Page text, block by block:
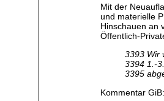
Mit der
und materielle
Hinschauen an
Öffentlich-
3393 Wir
3394 1.-
3395
Kommentar